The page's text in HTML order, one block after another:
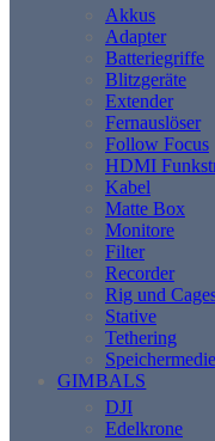
Akkus
Adapter
Batteriegriffe
Blitzgeräte
Extender
Fernauslöser
Follow Focus
HDMI
Kabel
Matte Box
Monitore
Filter
Recorder
Rig und
Stative
Tethering
GIMBALS
DJI
Edelkrone